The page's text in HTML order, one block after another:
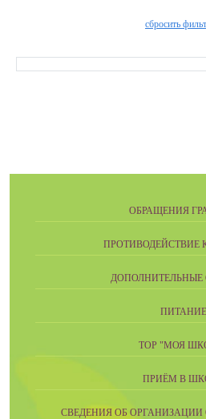
сбросить
ОБРАЩЕНИЯ
ПРОТИВОДЕЙСТВИЕ
ДОПОЛНИТЕЛЬНЫЕ
ПИТАНИЕ
ТОР "МОЯ
ПРИЁМ В
СВЕДЕНИЯ ОБ